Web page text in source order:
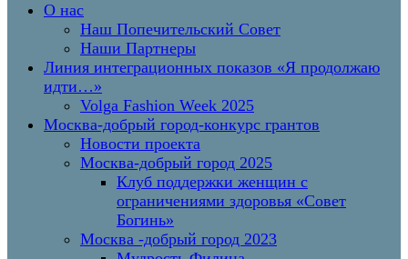
О нас
Наш Попечительский Совет
Наши Партнеры
Линия интеграционных показов «Я продолжаю
идти…»
Volga Fashion Week 2025
Москва-добрый город-конкурс грантов
Новости проекта
Москва-добрый город 2025
Клуб поддержки женщин с
ограничениями здоровья «Совет
Богинь»
Москва -добрый город 2023